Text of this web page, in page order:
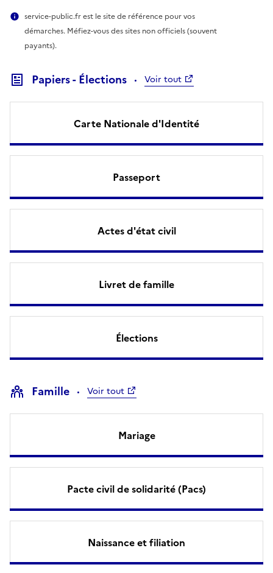
service-public.fr est le site de référence pour vos
démarches. Méfiez-vous des sites non officiels (souvent
payants).
Papiers - Élections Voir tout
Carte Nationale d'Identité
Passeport
Actes d'état civil
Livret de famille
Élections
Famille Voir tout
Mariage
Pacte civil de solidarité (Pacs)
Naissance et filiation